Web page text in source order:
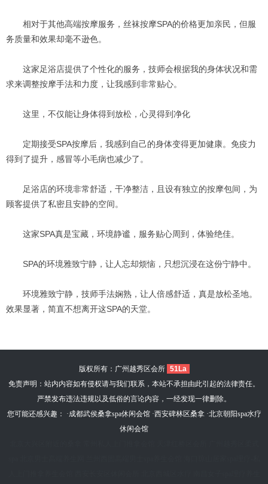
相对于其他高端按摩服务，丝袜按摩SPA的价格更加亲民，但服
务质量和效果却毫不逊色。
这家足浴店提供了个性化的服务，技师会根据我的身体状况和需
求来调整按摩手法和力度，让我感到非常贴心。
这里，不仅能让身体得到放松，心灵得到净化
定期接受SPA按摩后，我感到自己的身体变得更加健康。免疫力
得到了提升，感冒等小毛病也减少了。
足浴店的环境非常舒适，干净整洁，且设有独立的按摩包间，为
顾客提供了私密且安静的空间。
这家SPA真是宝藏，环境静谧，服务贴心周到，体验绝佳。
SPA的环境雅致宁静，让人忘却烦恼，只想沉浸在这份宁静中。
环境雅致宁静，技师手法娴熟，让人倍感舒适，真是放松圣地。
效果显著，简直不想离开这SPA的天堂。
版权所有：广州越秀区会所 51La
免责声明：站内内容如有侵权请与我们联系，本站不承担由此引起的法律责任。
严禁发布违法违规以及低俗的言论内容，一经发现一律删除。
您可能还感兴趣： ·成都武侯桑拿spa休闲会馆·西安碑林区桑拿·北京朝阳spa水疗
休闲会馆